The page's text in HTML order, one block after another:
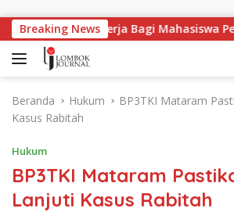
Breaking News
Lapangan Kerja Bagi Mahasiswa
Beranda Hukum
BP3TKI Mataram
Kasus Rabitah
Hukum
BP3TKI Mataram
Lanjuti Kasus Rabitah